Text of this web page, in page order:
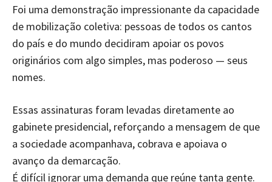
Foi uma demonstração impressionante da capacidade
de mobilização coletiva: pessoas de todos os cantos
do país e do mundo decidiram apoiar os povos
originários com algo simples, mas poderoso — seus
nomes.
Essas assinaturas foram levadas diretamente ao
gabinete presidencial, reforçando a mensagem de que
a sociedade acompanhava, cobrava e apoiava o
avanço da demarcação.
É difícil ignorar uma demanda que reúne tanta gente.